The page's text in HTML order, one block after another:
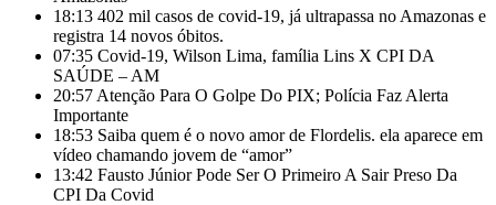
18:13 402 mil casos de covid-19, já ultrapassa no Amazonas e
registra 14 novos óbitos.
07:35 Covid-19, Wilson Lima, família Lins X CPI DA
SAÚDE – AM
20:57 Atenção Para O Golpe Do PIX; Polícia Faz Alerta
Importante
18:53 Saiba quem é o novo amor de Flordelis. ela aparece em
vídeo chamando jovem de “amor”
13:42 Fausto Júnior Pode Ser O Primeiro A Sair Preso Da
CPI Da Covid